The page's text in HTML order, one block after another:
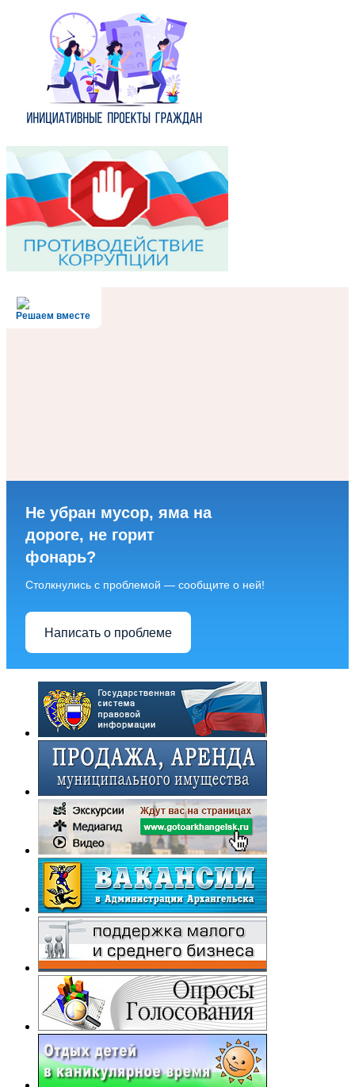
Решаем вместе
Не убран мусор, яма на
дороге, не горит
фонарь?
Столкнулись с проблемой — сообщите о ней!
Написать о проблеме